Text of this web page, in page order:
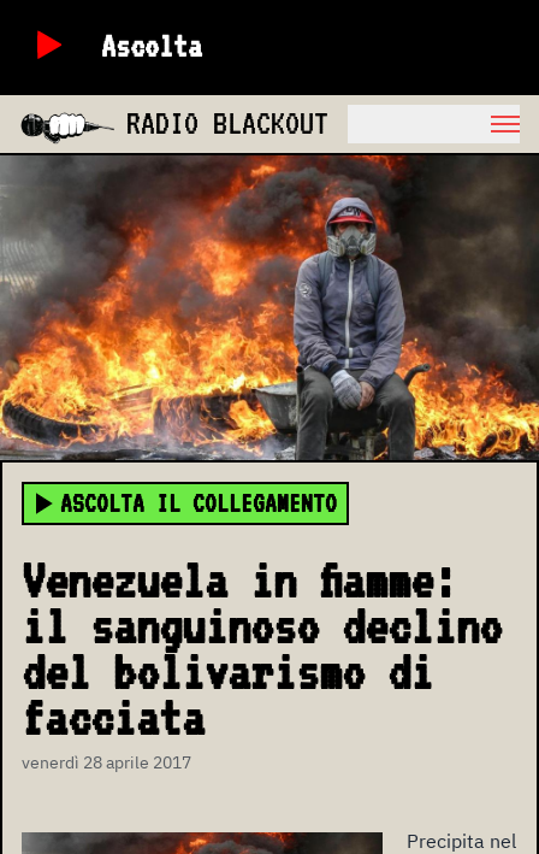
Ascolta
RADIO BLACKOUT
ASCOLTA IL COLLEGAMENTO
Venezuela in fiamme:
il sanguinoso declino
del bolivarismo di
facciata
venerdì 28 aprile 2017
Precipita nel